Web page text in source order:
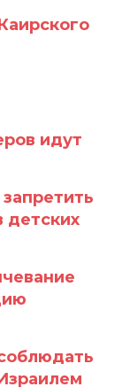
идут
детских